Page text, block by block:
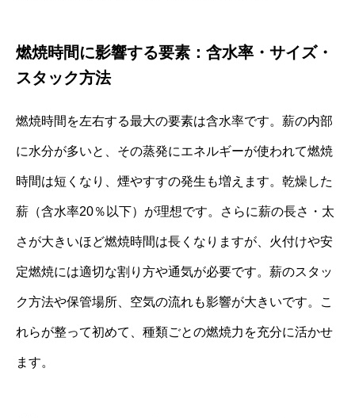
燃焼時間に影響する要素：含水率・サイズ・
スタック方法
燃焼時間を左右する最大の要素は含水率です。薪の内部
に水分が多いと、その蒸発にエネルギーが使われて燃焼
時間は短くなり、煙やすすの発生も増えます。乾燥した
薪（含水率20％以下）が理想です。さらに薪の長さ・太
さが大きいほど燃焼時間は長くなりますが、火付けや安
定燃焼には適切な割り方や通気が必要です。薪のスタッ
ク方法や保管場所、空気の流れも影響が大きいです。こ
れらが整って初めて、種類ごとの燃焼力を充分に活かせ
ます。